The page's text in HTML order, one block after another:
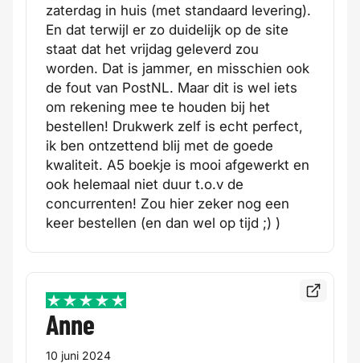
zaterdag in huis (met standaard levering).
En dat terwijl er zo duidelijk op de site
staat dat het vrijdag geleverd zou
worden. Dat is jammer, en misschien ook
de fout van PostNL. Maar dit is wel iets
om rekening mee te houden bij het
bestellen! Drukwerk zelf is echt perfect,
ik ben ontzettend blij met de goede
kwaliteit. A5 boekje is mooi afgewerkt en
ook helemaal niet duur t.o.v de
concurrenten! Zou hier zeker nog een
keer bestellen (en dan wel op tijd ;) )
5 / 5
Anne
10 juni 2024
Bekijk